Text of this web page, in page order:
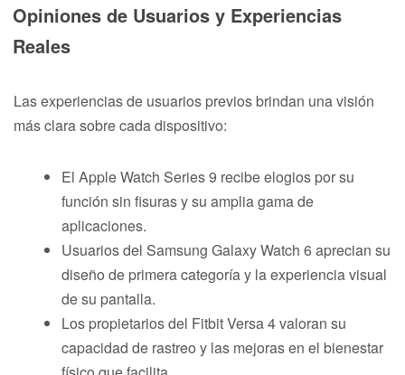
Opiniones de Usuarios y Experiencias
Reales
Las experiencias de usuarios previos brindan una visión
más clara sobre cada dispositivo:
El Apple Watch Series 9 recibe elogios por su
función sin fisuras y su amplia gama de
aplicaciones.
Usuarios del Samsung Galaxy Watch 6 aprecian su
diseño de primera categoría y la experiencia visual
de su pantalla.
Los propietarios del Fitbit Versa 4 valoran su
capacidad de rastreo y las mejoras en el bienestar